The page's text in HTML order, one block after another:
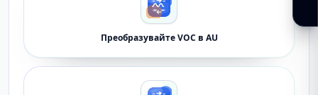
Преобразувайте VOC в AU